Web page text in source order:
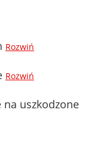
Rozwiń
Rozwiń
na uszkodzone